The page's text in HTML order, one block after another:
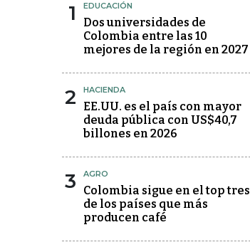
1 EDUCACIÓN
Dos universidades de
Colombia entre las 10
mejores de la región en 2027
2 HACIENDA
EE.UU. es el país con mayor
deuda pública con US$40,7
billones en 2026
3 AGRO
Colombia sigue en el top tres
de los países que más
producen café